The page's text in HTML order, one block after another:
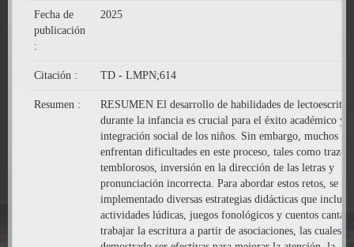
Fecha de
publicación
:
2025
Citación : TD - LMPN;614
Resumen :
RESUMEN El desarrollo de habilidades de
durante la infancia es crucial para el éxito académico y
integración social de los niños. Sin embargo, muchos
enfrentan dificultades en este proceso, tales como trazos
temblorosos, inversión en la dirección de las letras y
pronunciación incorrecta. Para abordar estos retos, se
implementado diversas estrategias didácticas que
actividades lúdicas, juegos fonológicos y cuentos
trabajar la escritura a partir de asociaciones, las cuales